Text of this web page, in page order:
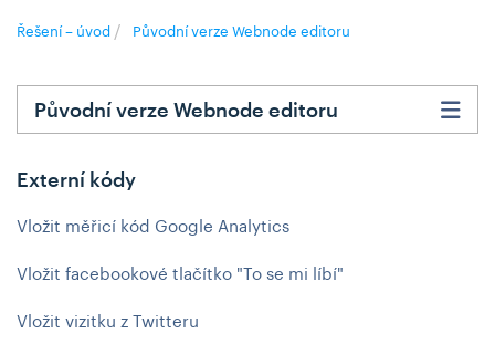
Řešení – úvod Původní verze Webnode editoru
Externí kódy
Vložit měřicí kód Google Analytics
Vložit facebookové tlačítko "To se mi líbí"
Vložit vizitku z Twitteru
Původní verze Webnode editoru